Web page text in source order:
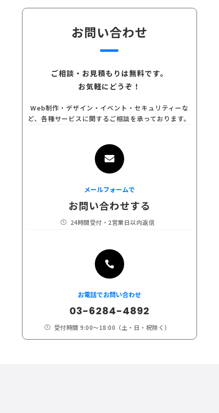
お問い合わせ
ご相談・お見積もりは無料です。
お気軽にどうぞ！
Web制作・デザイン・イベント・セキュリティーな
ど、各種サービスに関するご相談を承っております。

メールフォームで
お問い合わせする
 24時間受付・2営業日以内返信

お電話でお問い合わせ
03-6284-4892
 受付時間 9:00～18:00（土・日・祝除く）